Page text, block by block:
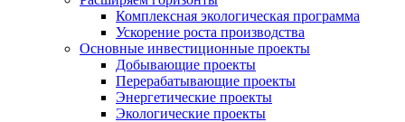
Комплексная экологическая программа
Ускорение роста производства
Основные инвестиционные проекты
Добывающие проекты
Перерабатывающие проекты
Энергетические проекты
Экологические проекты